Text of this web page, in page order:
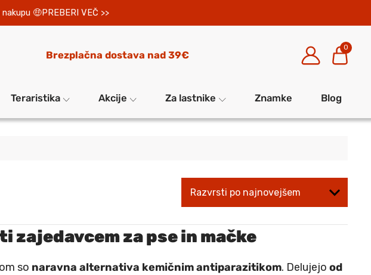
PREBERI VEČ >>
Brezplačna dostava nad 39€
0
Teraristika Akcije Za lastnike Znamke Blog
zajedavcem za pse in mačke
so naravna alternativa kemičnim antiparazitikom. Delujejo od